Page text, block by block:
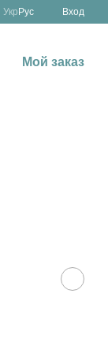
Укр Рус Вход
Мой заказ